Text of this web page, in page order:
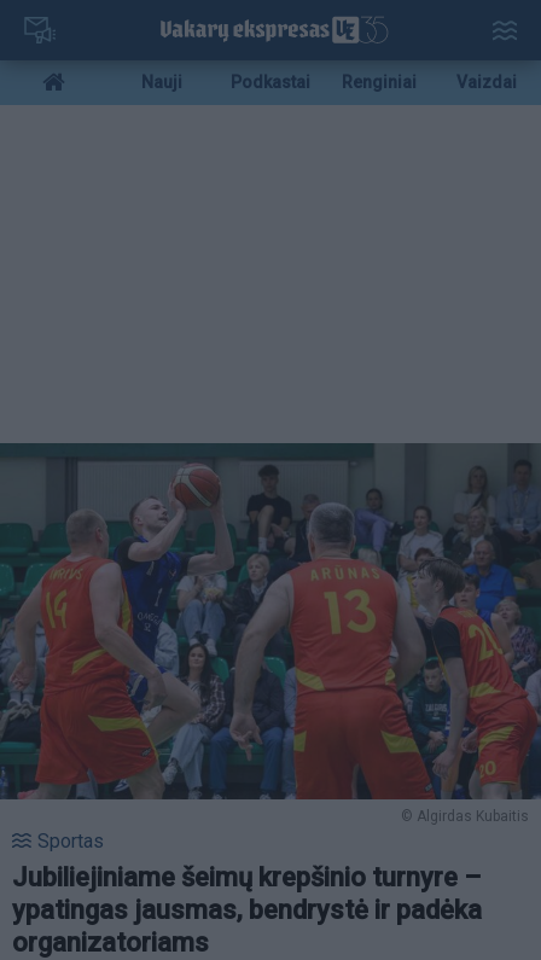
Pereiti
pagrindinį
turinį
Mobile
menu
Nauji Podkastai Renginiai Vaizdai
© Algirdas Kubaitis
Sportas
Jubiliejiniame šeimų krepšinio turnyre –
ypatingas jausmas, bendrystė ir padėka
organizatoriams